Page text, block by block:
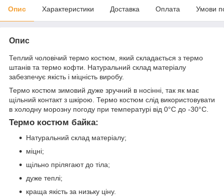
Опис Характеристики Доставка Оплата Умови
Опис
Теплий чоловічий термо костюм, який складається з термо
штанів та термо кофти. Натуральний склад матеріалу
забезпечує якість і міцність виробу.
Термо костюм зимовий дуже зручний в носінні, так як має
щільний контакт з шкірою. Термо костюм слід використовувати
в холодну морозну погоду при температурі від 0°C до -30°C.
Термо костюм байка:
Натуральний склад матеріалу;
міцні;
щільно прілягают до тіла;
дуже теплі;
краща якість за низьку ціну.